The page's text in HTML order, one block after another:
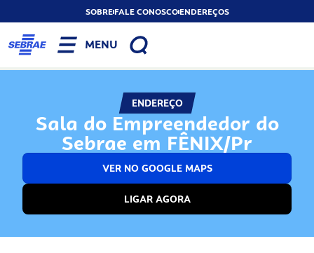
SOBREFALE CONOSCOENDEREÇOS
MENU
ENDEREÇO
Sala do Empreendedor do
Sebrae em FÊNIX/Pr
VER NO GOOGLE MAPS
LIGAR AGORA